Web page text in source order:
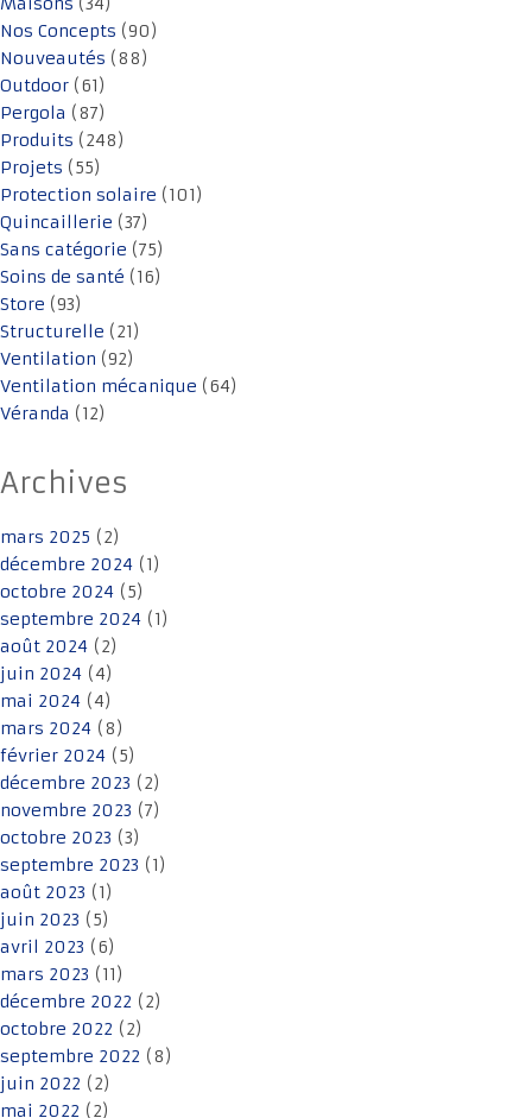
Nos Concepts (90)
Nouveautés (88)
Outdoor (61)
Pergola (87)
Produits (248)
Projets (55)
Protection solaire (101)
Quincaillerie (37)
Sans catégorie (75)
Soins de santé (16)
Store (93)
Structurelle (21)
Ventilation (92)
Ventilation mécanique (64)
Véranda (12)
Archives
mars 2025 (2)
décembre 2024 (1)
octobre 2024 (5)
septembre 2024 (1)
août 2024 (2)
juin 2024 (4)
mai 2024 (4)
mars 2024 (8)
février 2024 (5)
décembre 2023 (2)
novembre 2023 (7)
octobre 2023 (3)
septembre 2023 (1)
août 2023 (1)
juin 2023 (5)
avril 2023 (6)
mars 2023 (11)
décembre 2022 (2)
octobre 2022 (2)
septembre 2022 (8)
juin 2022 (2)
mai 2022 (2)